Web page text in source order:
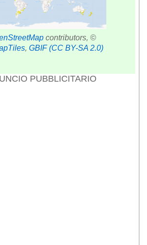
contributors, ©
, GBIF (CC BY-SA 2.0)
PUBBLICITARIO